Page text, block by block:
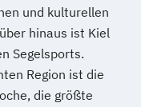
und kulturellen
hinaus ist Kiel
Segelsports.
Region ist die
die größte